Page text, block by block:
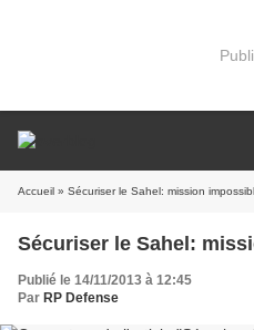
Accueil » Sécuriser le Sahel: mission
Sécuriser le Sahel:
Publié le 14/11/2013 à 12:45
Par RP Defense